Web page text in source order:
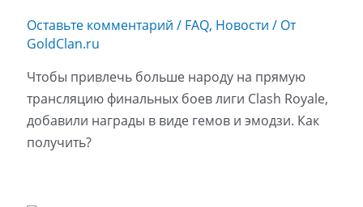
Оставьте комментарий / FAQ, Новости / От
GoldClan.ru
Чтобы привлечь больше народу на прямую
трансляцию финальных боев лиги Clash Royale,
добавили награды в виде гемов и эмодзи. Как
получить?